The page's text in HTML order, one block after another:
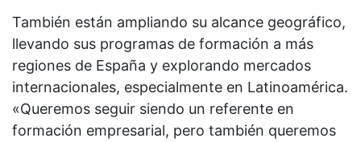
También están ampliando su alcance geográfico,
llevando sus programas de formación a más
regiones de España y explorando mercados
internacionales, especialmente en Latinoamérica.
«Queremos seguir siendo un referente en
formación empresarial, pero también queremos